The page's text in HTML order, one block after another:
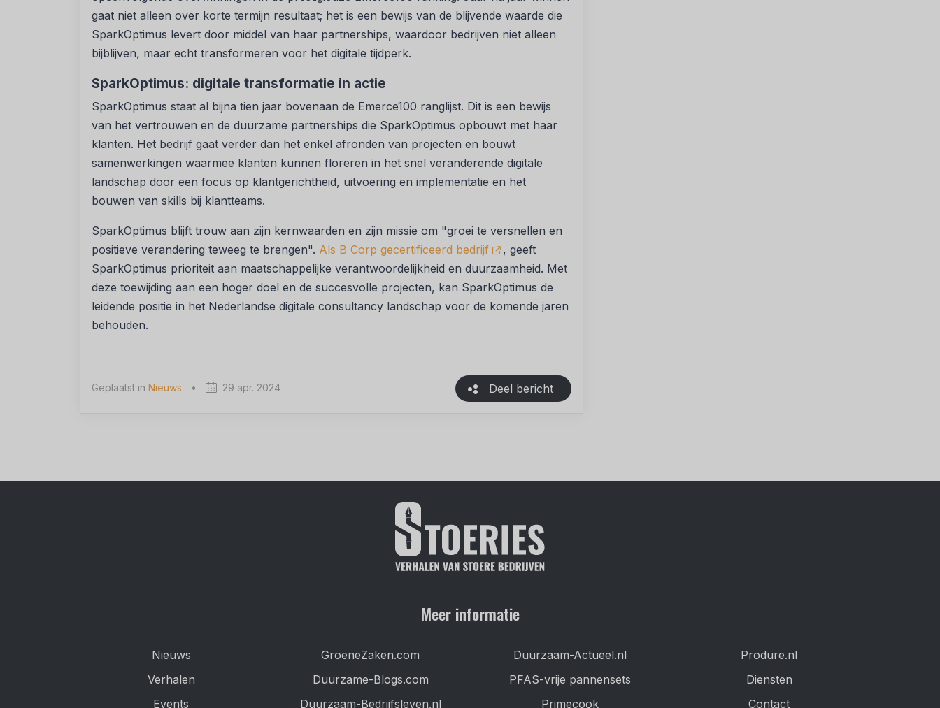
gaat niet alleen over korte termijn resultaat; het is een bewijs van de blijvende waarde die
SparkOptimus levert door middel van haar partnerships, waardoor bedrijven niet alleen
bijblijven, maar echt transformeren voor het digitale tijdperk.
SparkOptimus: digitale transformatie in actie
SparkOptimus staat al bijna tien jaar bovenaan de Emerce100 ranglijst. Dit is een bewijs
van het vertrouwen en de duurzame partnerships die SparkOptimus opbouwt met haar
klanten. Het bedrijf gaat verder dan het enkel afronden van projecten en bouwt
samenwerkingen waarmee klanten kunnen floreren in het snel veranderende digitale
landschap door een focus op klantgerichtheid, uitvoering en implementatie en het
bouwen van skills bij klantteams.
SparkOptimus blijft trouw aan zijn kernwaarden en zijn missie om "groei te versnellen en
positieve verandering teweeg te brengen". Als B Corp gecertificeerd bedrijf
, geeft
SparkOptimus prioriteit aan maatschappelijke verantwoordelijkheid en duurzaamheid. Met
deze toewijding aan een hoger doel en de succesvolle projecten, kan SparkOptimus de
leidende positie in het Nederlandse digitale consultancy landschap voor de komende jaren
behouden.
Geplaatst in Nieuws • 29 apr. 2024 Deel bericht
Meer informatie
Nieuws
Verhalen
Events
GroeneZaken.com
Duurzame-Blogs.com
Duurzaam-Bedrijfsleven.nl
Duurzaam-Actueel.nl
PFAS-vrije pannensets
Primecook
Produre.nl
Diensten
Contact